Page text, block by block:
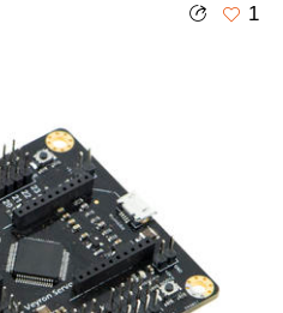
1
于 2019-6-5 17:23 编辑